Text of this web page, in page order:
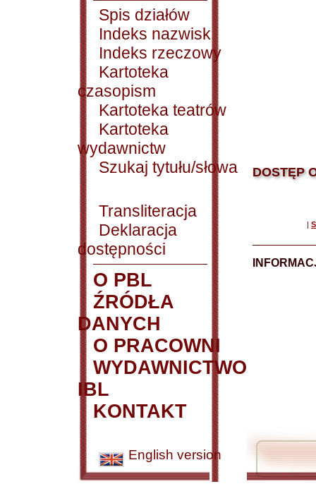
Spis działów
Indeks nazwisk
Indeks rzeczowy
Kartoteka
czasopism
Kartoteka teatrów
Kartoteka
wydawnictw
Szukaj tytułu/słowa
Transliteracja
Deklaracja
dostępności
O PBL
ŹRÓDŁA
DANYCH
O PRACOWNI
WYDAWNICTWO
IBL
KONTAKT
English version
DOSTĘP
|